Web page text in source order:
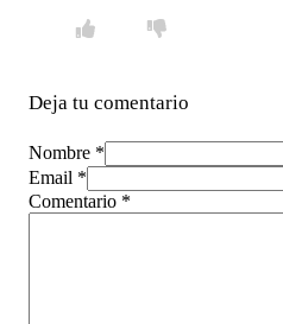
Deja tu comentario
Nombre *
Email *
Comentario *